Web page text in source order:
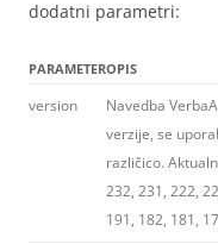
dodatni parametri:
PARAMETEROPIS
version
Navedba
verzije, se
različico.
232, 231, 222,
191, 182, 181,